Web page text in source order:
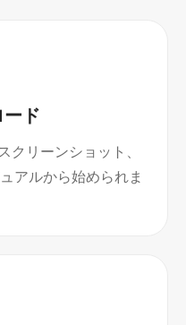
ド
リーンショット、
アルから始められま